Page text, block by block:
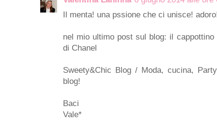
Il menta! una pssione che ci unisce!
nel mio ultimo post sul blog: il
di Chanel
Sweety&Chic Blog / Moda, cucina,
blog!
Baci
Vale*